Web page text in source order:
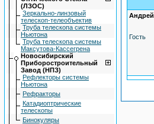
(ЛЗОС)
Зеркально-линзовый
телескоп-телеобъектив
Труба телескопа системы
Ньютона
Труба телескопа системы
Максутова-Кассегрена
Hовосибиpский
Пpибоpостpоительный
Завод (НПЗ)
Рефлекторы системы
Ньютона
Рефракторы
Катадиоптрические
телескопы
Бинокуляры
Андрей
Гость